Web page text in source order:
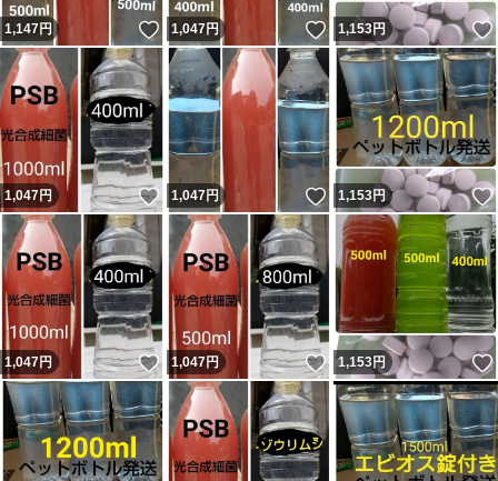
1,147円 いいね！
1,047円 いいね！
1,153円
1,047円 いいね！
1,047円 いいね！
1,153円
1,047円 いいね！
1,047円 いいね！
1,153円